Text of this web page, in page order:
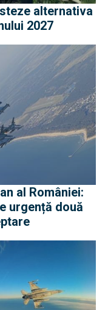
alternativa
2027
al României:
urgență două